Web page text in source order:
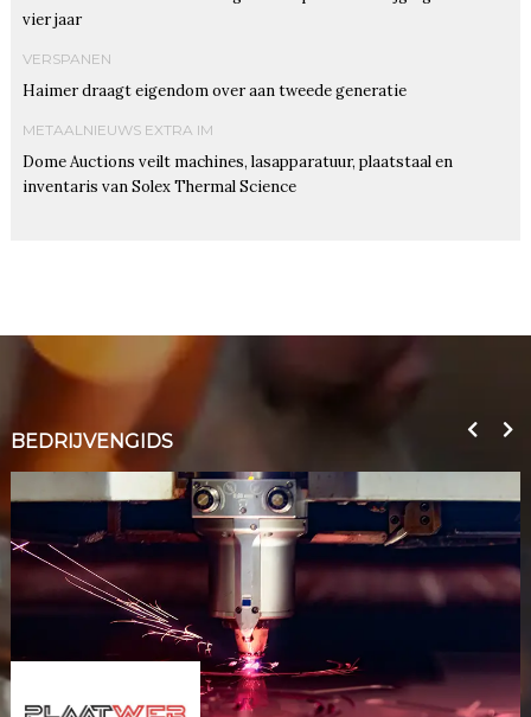
vier jaar
VERSPANEN
Haimer draagt eigendom over aan tweede generatie
METAALNIEUWS EXTRA IM
Dome Auctions veilt machines, lasapparatuur, plaatstaal en
inventaris van Solex Thermal Science
BEDRIJVENGIDS